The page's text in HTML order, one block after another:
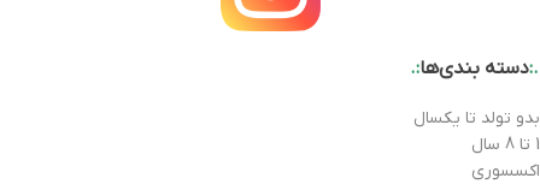
.:دسته بندی‌ها:.
بدو تولد تا یکسال
1 تا 8 سال
اکسسوری